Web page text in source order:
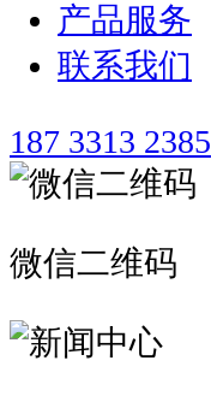
产品服务
联系我们
187 3313 2385
微信二维码